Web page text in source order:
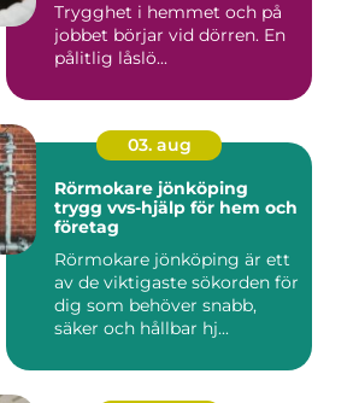
Trygghet i hemmet och på
jobbet börjar vid dörren. En
pålitlig låslö...
03. aug
Rörmokare jönköping
trygg vvs-hjälp för hem och
företag
Rörmokare jönköping är ett
av de viktigaste sökorden för
dig som behöver snabb,
säker och hållbar hj...